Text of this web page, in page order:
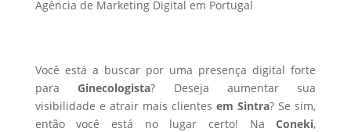
Agência de Marketing Digital em Portugal
Você está a buscar por uma presença digital forte
paraGinecologista? Deseja aumentar sua
visibilidade e atrair mais clientesem Sintra? Se sim,
então você está no lugar certo! NaConeki,